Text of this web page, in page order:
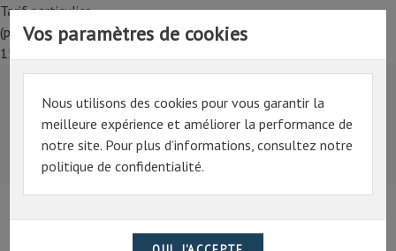
Tarif particulier,
(professionnel, connectez-vous pour bénéficier de la remise de
15%)
Tarif particulier,
(professionnel, connectez-vous pour bénéficier de la
remise de 15%)
07 69 94 13 47
Vos paramètres de cookies
Nous utilisons des cookies pour vous garantir la
meilleure expérience et améliorer la performance de
notre site. Pour plus d’informations, consultez notre
politique de confidentialité.